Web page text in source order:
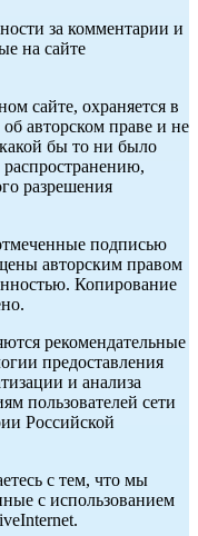
за комментарии и
на сайте
сайте, охраняется в
авторском праве и не
бы то ни было
разрешения
подписью
авторским правом
Копирование
рекомендательные
предоставления
и анализа
пользователей сети
Российской
с тем, что мы
с использованием